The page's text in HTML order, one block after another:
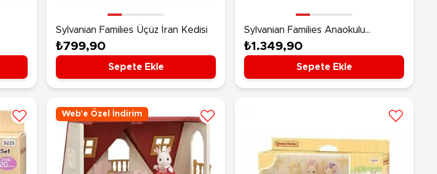
Sylvanian Families Üçüz İran Kedisi
₺799,90
Sepete Ekle
Sylvanian Families Anaokulu
Arkadaşları Yağmurlu Gün İkilisi
₺1.349,90
Sepete Ekle
Web'e Özel İndirim